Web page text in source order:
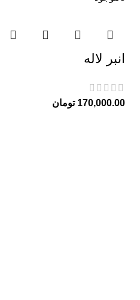
انبر لاله
170,000.00 تومان